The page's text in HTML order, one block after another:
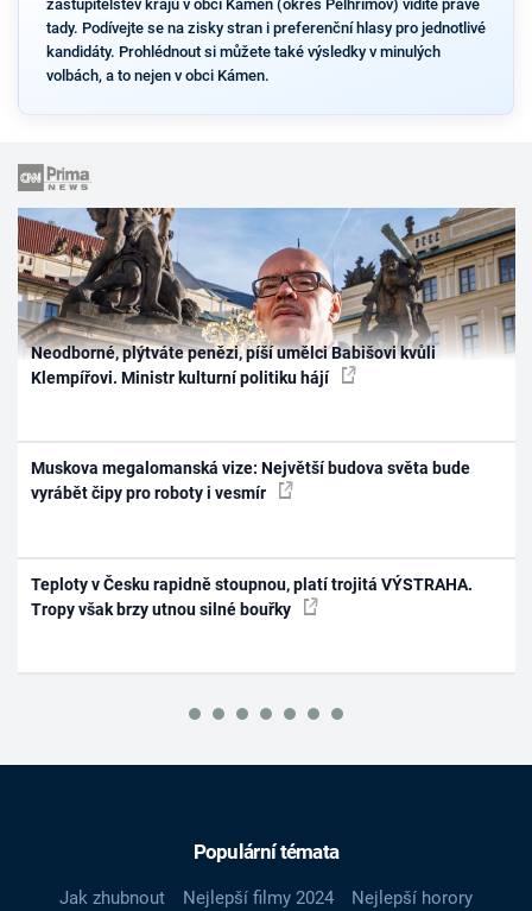
zastupitelstev krajů v obci Kámen (okres Pelhřimov) vidíte právě
tady. Podívejte se na zisky stran i preferenční hlasy pro jednotlivé
kandidáty. Prohlédnout si můžete také výsledky v minulých
volbách, a to nejen v obci Kámen.
Neodborné, plýtváte penězi, píší umělci Babišovi kvůli
Klempířovi. Ministr kulturní politiku hájí
Muskova megalomanská vize: Největší budova světa bude
vyrábět čipy pro roboty i vesmír
Teploty v Česku rapidně stoupnou, platí trojitá VÝSTRAHA.
Tropy však brzy utnou silné bouřky
Populární témata
Jak zhubnout Nejlepší filmy 2024
Nejlepší horory